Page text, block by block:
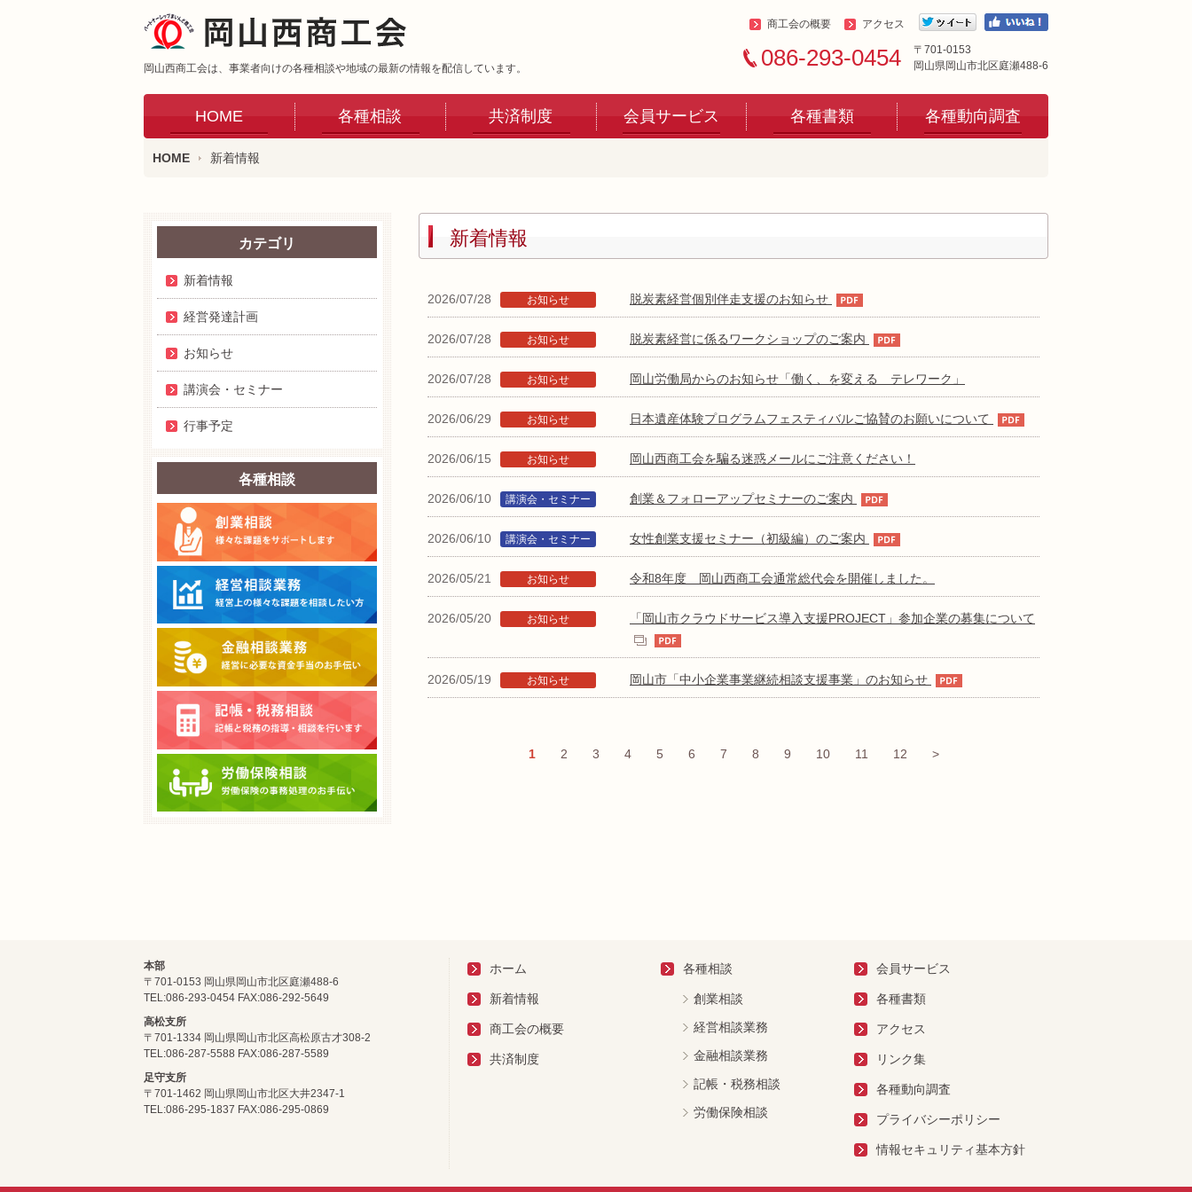
岡山西商工会は、事業者向けの各種相談や地域の最新の情報を配信しています。 086-293-0454
〒701-0153
岡山県岡山市北区庭瀬488-6
HOME 各種相談 共済制度 会員サービス 各種書類 各種動向調査
商工会の概要 アクセス
HOME 新着情報
新着情報
2026/07/28 お知らせ 脱炭素経営個別伴走支援のお知らせ
2026/07/28 お知らせ 脱炭素経営に係るワークショップのご案内
2026/07/28 お知らせ 岡山労働局からのお知らせ「働く、を変える テレワーク」
2026/06/29 お知らせ 日本遺産体験プログラムフェスティバルご協賛のお願いについて
2026/06/15 お知らせ 岡山西商工会を騙る迷惑メールにご注意ください！
2026/06/10 講演会・セミナー 創業＆フォローアップセミナーのご案内
2026/06/10 講演会・セミナー 女性創業支援セミナー（初級編）のご案内
2026/05/21 お知らせ 令和8年度 岡山西商工会通常総代会を開催しました。
2026/05/20 お知らせ 「岡山市クラウドサービス導入支援PROJECT」参加企業の募集について
2026/05/19 お知らせ 岡山市「中小企業事業継続相談支援事業」のお知らせ
1 2 3 4 5 6 7 8 9 10 11 12 >
カテゴリ
新着情報
経営発達計画
お知らせ
講演会・セミナー
行事予定
各種相談
本部
〒701-0153 岡山県岡山市北区庭瀬488-6
TEL:086-293-0454 FAX:086-292-5649
高松支所
〒701-1334 岡山県岡山市北区高松原古才308-2
TEL:086-287-5588 FAX:086-287-5589
足守支所
〒701-1462 岡山県岡山市北区大井2347-1
TEL:086-295-1837 FAX:086-295-0869
ホーム
新着情報
商工会の概要
共済制度
各種相談
創業相談
経営相談業務
金融相談業務
記帳・税務相談
労働保険相談
会員サービス
各種書類
アクセス
リンク集
各種動向調査
プライバシーポリシー
情報セキュリティ基本方針